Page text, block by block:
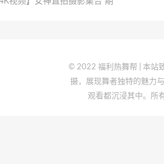
© 2022 福利热舞帮 | 本站
摄，展现舞者独特的魅力
观看都沉浸其中。所